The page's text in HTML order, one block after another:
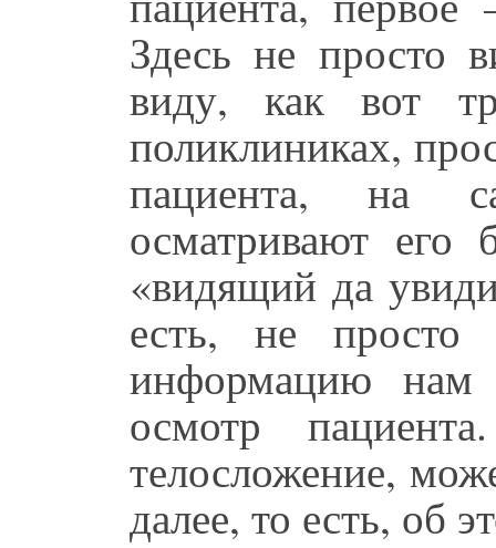
Здесь не просто
виду, как вот
поликлиниках,
пациента, на
осматривают его
«видящий да
есть, не просто
информацию нам
осмотр
телосложение,
далее, то есть, об